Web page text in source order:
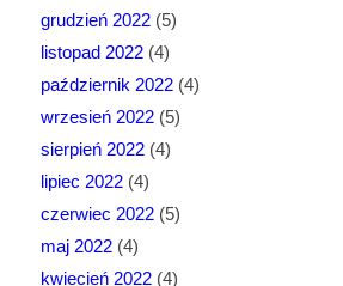
grudzień 2022(5)
listopad 2022(4)
październik 2022(4)
wrzesień 2022(5)
sierpień 2022(4)
lipiec 2022(4)
czerwiec 2022(5)
maj 2022(4)
kwiecień 2022(4)